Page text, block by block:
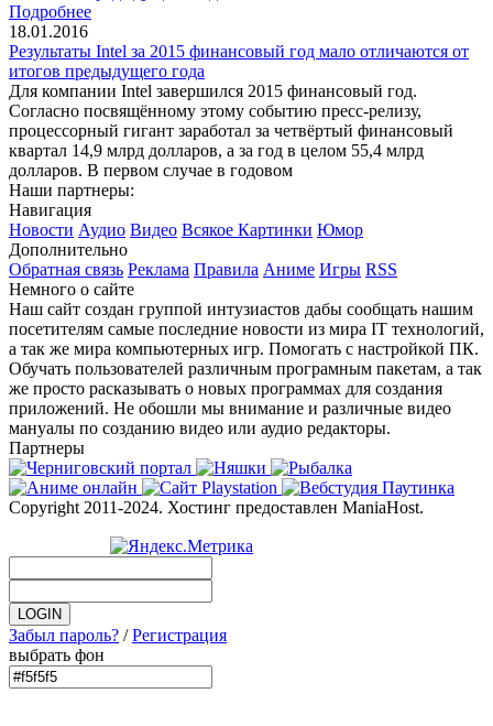
Подробнее
18.01.2016
Результаты Intel за 2015 финансовый год мало отличаются от
итогов предыдущего года
Для компании Intel завершился 2015 финансовый год.
Согласно посвящённому этому событию пресс-релизу,
процессорный гигант заработал за четвёртый финансовый
квартал 14,9 млрд долларов, а за год в целом 55,4 млрд
долларов. В первом случае в годовом
Наши партнеры:
Навигация
Новости Аудио Видео Всякое Картинки Юмор
Дополнительно
Обратная связь Реклама Правила Аниме Игры RSS
Немного о сайте
Наш сайт создан группой интузиастов дабы сообщать нашим
посетителям самые последние новости из мира IT технологий,
а так же мира компьютерных игр. Помогать с настройкой ПК.
Обучать пользователей различным програмным пакетам, а так
же просто расказывать о новых программах для создания
приложений. Не обошли мы внимание и различные видео
мануалы по созданию видео или аудио редакторы.
Партнеры
Copyright 2011-2024. Хостинг предоставлен ManiaHost.
Забыл пароль? /Регистрация
выбрать фон